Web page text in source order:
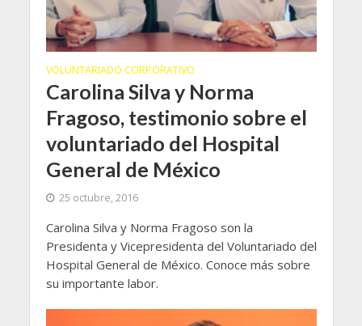
VOLUNTARIADO CORPORATIVO
Carolina Silva y Norma
Fragoso, testimonio sobre el
voluntariado del Hospital
General de México
25 octubre, 2016
Carolina Silva y Norma Fragoso son la
Presidenta y Vicepresidenta del Voluntariado del
Hospital General de México. Conoce más sobre
su importante labor.